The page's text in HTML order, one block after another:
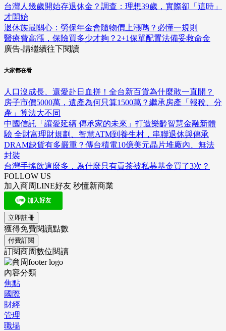
台灣人幾歲開始存退休金？調查：理想39歲，實際卻「這時」
才開始
退休族最關心：勞保年金會隨物價上漲嗎？必懂一規則
醫療費高漲，保險買多少才夠？2+1保單配置法備妥救命金
廣告-請繼續往下閱讀
大家都在看
人口沒成長、還愛赴日血拼！全台新百貨為什麼敢一直開？
房子市價5000萬，遺產為何只算1500萬？繼承房產「報稅、分
產」算法大不同
中國信託「讓愛延續 傳承家的未來」打造樂齡智慧金融新體
驗 全財富理財規劃、智慧ATM到養生村，串聯退休與傳承
DRAM缺貨有多嚴重？傳台積電10億美元晶片堆廠內、無法
封裝
台灣手搖飲這麼多，為什麼只有貢茶被私募基金買了3次？
FOLLOW US
加入商周LINE好友 秒懂新商業
立即註冊
獲得免費閱讀點數
付費訂閱
訂閱商周數位閱讀
內容分類
焦點
國際
財經
管理
職場